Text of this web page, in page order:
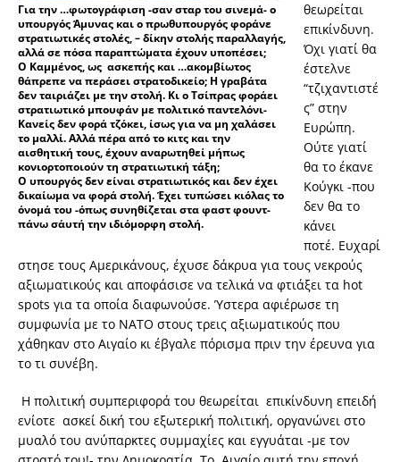
Για την …φωτογράφιση -σαν σταρ του σινεμά- ο
υπουργός Άμυνας και ο πρωθυπουργός φοράνε
στρατιωτικές στολές, – δίκην στολής παραλλαγής,
αλλά σε πόσα παραπτώματα έχουν υποπέσει;
O Καμμένος, ως ασκεπής και …ακομβίωτος
θάπρεπε να περάσει στρατοδικείο; Η γραβάτα
δεν ταιριάζει με την στολή. Κι ο Τσίπρας φοράει
στρατιωτικό μπουφάν με πολιτικό παντελόνι-
Κανείς δεν φορά τζόκει, ίσως για να μη χαλάσει
το μαλλί. Αλλά πέρα από το κιτς και την
αισθητική τους, έχουν αναρωτηθεί μήπως
κονιορτοποιούν τη στρατιωτική τάξη;
O υπουργός δεν είναι στρατιωτικός και δεν έχει
δικαίωμα να φορά στολή. Έχει τυπώσει κιόλας το
όνομά του -όπως συνηθίζεται στα φαστ φουντ-
πάνω σ΄αυτή την ιδιόμορφη στολή.
θεωρείται
επικίνδυνη.
Όχι γιατί θα
έστελνε
“τζιχαντιστέ
ς” στην
Ευρώπη.
Ούτε γιατί
θα το έκανε
Κούγκι -που
δεν θα το
κάνει
ποτέ. Ευχαρί
στησε τους Αμερικάνους, έχυσε δάκρυα για τους νεκρούς
αξιωματικούς και αποφάσισε να τελικά να φτιάξει τα hot
spots για τα οποία διαφωνούσε. Ύστερα αφιέρωσε τη
συμφωνία με το ΝΑΤΟ στους τρεις αξιωματικούς που
χάθηκαν στο Αιγαίο κι έβγαλε πόρισμα πριν την έρευνα για
το τι συνέβη.
Η πολιτική συμπεριφορά του θεωρείται επικίνδυνη επειδή
ενίοτε ασκεί δική του εξωτερική πολιτική, οργανώνει στο
μυαλό του ανύπαρκτες συμμαχίες και εγγυάται -με τον